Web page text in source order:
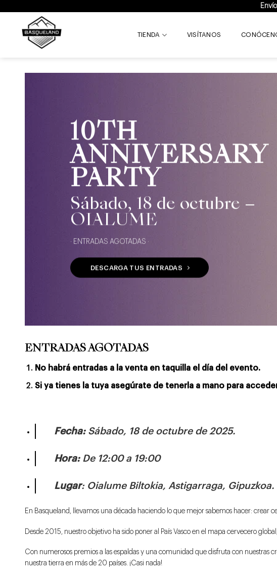
content
TIENDA VISÍTANOS
10TH
ANNIVERSARY
PARTY
Sábado, 18 de octubre –
OIALUME
· ENTRADAS AGOTADAS ·
DESCARGA TUS ENTRADAS
ENTRADAS AGOTADAS
No habrá entradas a la venta en taquilla el día del evento.
Si ya tienes la tuya asegúrate de tenerla a mano para
Fecha:Sábado, 18 de octubre de 2025.
Hora:De 12:00 a 19:00
Lugar: Oialume Biltokia, Astigarraga, Gipuzkoa.
En Basqueland, llevamos una década haciendo lo que mejor sabemos hacer: crear
Desde 2015, nuestro objetivo ha sido poner al País Vasco en el mapa cervecero
Con numerosos premios a las espaldas y una comunidad que disfruta con nuestras
nuestra tierra en más de 20 países. ¡Casi nada!